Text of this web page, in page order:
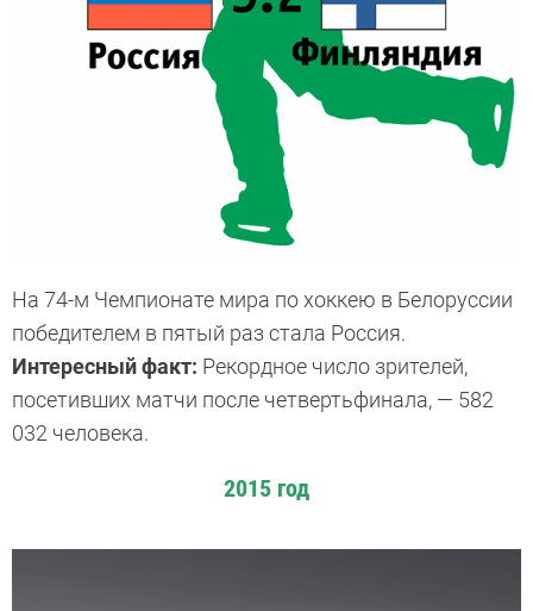
На 74-м Чемпионате мира по хоккею в Белоруссии
победителем в пятый раз стала Россия.
Интересный факт: Рекордное число зрителей,
посетивших матчи после четвертьфинала, — 582
032 человека.
2015 год